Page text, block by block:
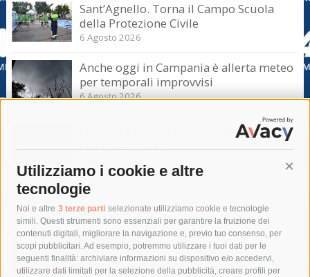
Utilizziamo i cookie e altre
tecnologie
Noi e altre 3 terze parti selezionate utilizziamo cookie e tecnologie
simili. Questi strumenti sono essenziali per garantire la fruizione dei
contenuti digitali, migliorare la navigazione e, previo tuo consenso, per
scopi pubblicitari. Ad esempio, potremmo utilizzare i tuoi dati per le
seguenti finalità: archiviare informazioni su dispositivo e/o accedervi,
utilizzare dati limitati per la selezione della pubblicità, creare profili per
Sant’Agnello. Torna il Campo Scuola
della Protezione Civile
6 Agosto 2026
Anche oggi in Campania è allerta meteo
per temporali improvvisi
6 Agosto 2026
Domani e sabato interrotta la linea Eav
Napoli-Sorrento
Tag
acqua allerta meteo
anas
area marina protetta di punta campanella
arresto